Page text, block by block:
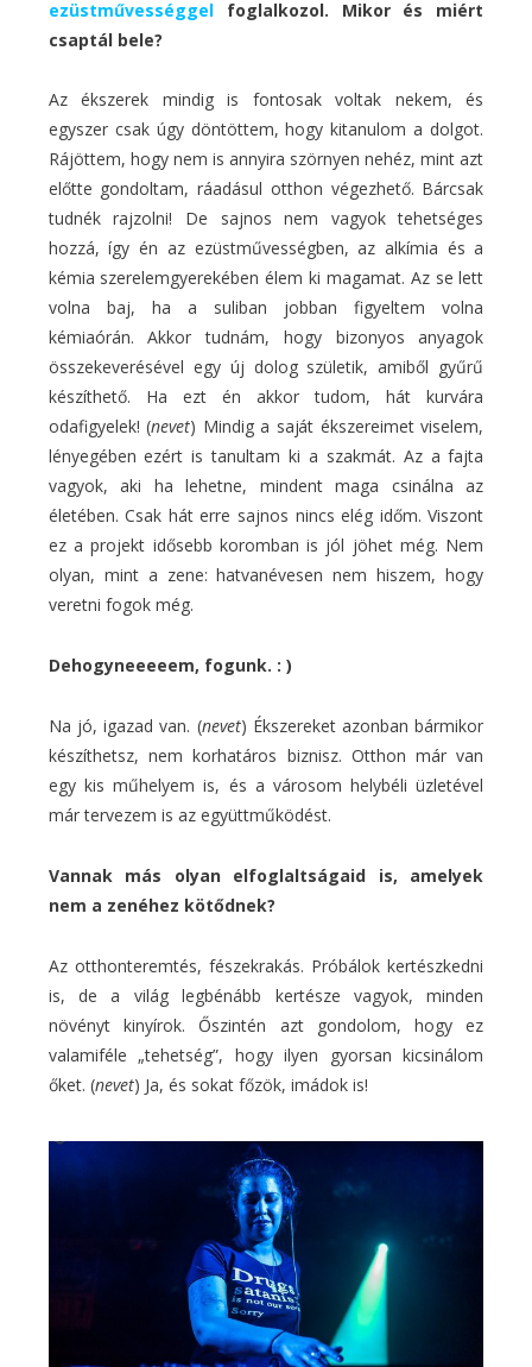
ezüstművességgelfoglalkozol. Mikor és miért
csaptál bele?
Az ékszerek mindig is fontosak voltak nekem, és
egyszer csak úgy döntöttem, hogy kitanulom a dolgot.
Rájöttem, hogy nem is annyira szörnyen nehéz, mint azt
előtte gondoltam, ráadásul otthon végezhető. Bárcsak
tudnék rajzolni! De sajnos nem vagyok tehetséges
hozzá, így én az ezüstművességben, az alkímia és a
kémia szerelemgyerekében élem ki magamat. Az se lett
volna baj, ha a suliban jobban figyeltem volna
kémiaórán. Akkor tudnám, hogy bizonyos anyagok
összekeverésével egy új dolog születik, amiből gyűrű
készíthető. Ha ezt én akkor tudom, hát kurvára
odafigyelek! (nevet) Mindig a saját ékszereimet viselem,
lényegében ezért is tanultam ki a szakmát. Az a fajta
vagyok, aki ha lehetne, mindent maga csinálna az
életében. Csak hát erre sajnos nincs elég időm. Viszont
ez a projekt idősebb koromban is jól jöhet még. Nem
olyan, mint a zene: hatvanévesen nem hiszem, hogy
veretni fogok még.
Dehogyneeeeem, fogunk. : )
Na jó, igazad van. (nevet) Ékszereket azonban bármikor
készíthetsz, nem korhatáros biznisz. Otthon már van
egy kis műhelyem is, és a városom helybéli üzletével
már tervezem is az együttműködést.
Vannak más olyan elfoglaltságaid is, amelyek
nem a zenéhez kötődnek?
Az otthonteremtés, fészekrakás. Próbálok kertészkedni
is, de a világ legbénább kertésze vagyok, minden
növényt kinyírok. Őszintén azt gondolom, hogy ez
valamiféle „tehetség”, hogy ilyen gyorsan kicsinálom
őket. (nevet) Ja, és sokat főzök, imádok is!